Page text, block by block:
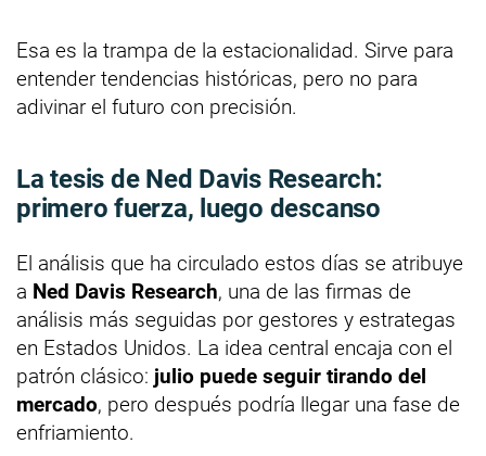
Esa es la trampa de la estacionalidad. Sirve para
entender tendencias históricas, pero no para
adivinar el futuro con precisión.
La tesis de Ned Davis Research:
primero fuerza, luego descanso
El análisis que ha circulado estos días se atribuye
a Ned Davis Research, una de las firmas de
análisis más seguidas por gestores y estrategas
en Estados Unidos. La idea central encaja con el
patrón clásico: julio puede seguir tirando del
mercado, pero después podría llegar una fase de
enfriamiento.